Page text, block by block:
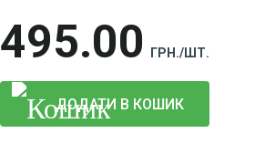
495 00 ГРН./ШТ.
ДОДАТИ В КОШИК